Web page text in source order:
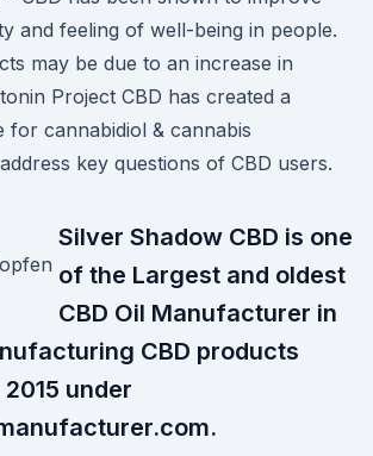
and feeling of well-being in people.
may be due to an increase in
Project CBD has created a
for cannabidiol & cannabis
key questions of CBD users.
Silver Shadow CBD is one
of the Largest and oldest
CBD Oil Manufacturer in
CBD products
under